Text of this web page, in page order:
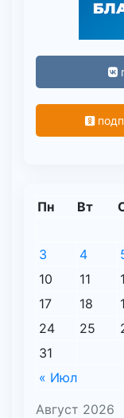
Август 2026
Пн Вт
« Июл
3
4
10
11
17
18
24
25
31